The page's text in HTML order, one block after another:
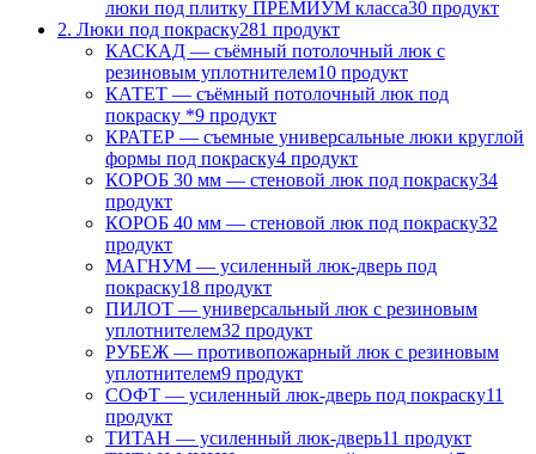
люки под плитку ПРЕМИУМ класса30 продукт
2. Люки под покраску281 продукт
КАСКАД — съёмный потолочный люк с
резиновым уплотнителем10 продукт
КАТЕТ — съёмный потолочный люк под
покраску *9 продукт
КРАТЕР — съемные универсальные люки круглой
формы под покраску4 продукт
КОРОБ 30 мм — стеновой люк под покраску34
продукт
КОРОБ 40 мм — стеновой люк под покраску32
продукт
МАГНУМ — усиленный люк-дверь под
покраску18 продукт
ПИЛОТ — универсальный люк с резиновым
уплотнителем32 продукт
РУБЕЖ — противопожарный люк с резиновым
уплотнителем9 продукт
СОФТ — усиленный люк-дверь под покраску11
продукт
ТИТАН — усиленный люк-дверь11 продукт